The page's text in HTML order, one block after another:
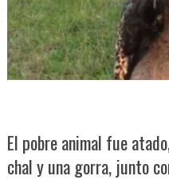
El pobre animal fue
chal y una gorra, junto